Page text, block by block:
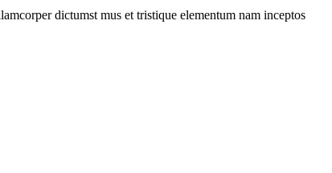
dictumst mus et tristique elementum nam inceptos